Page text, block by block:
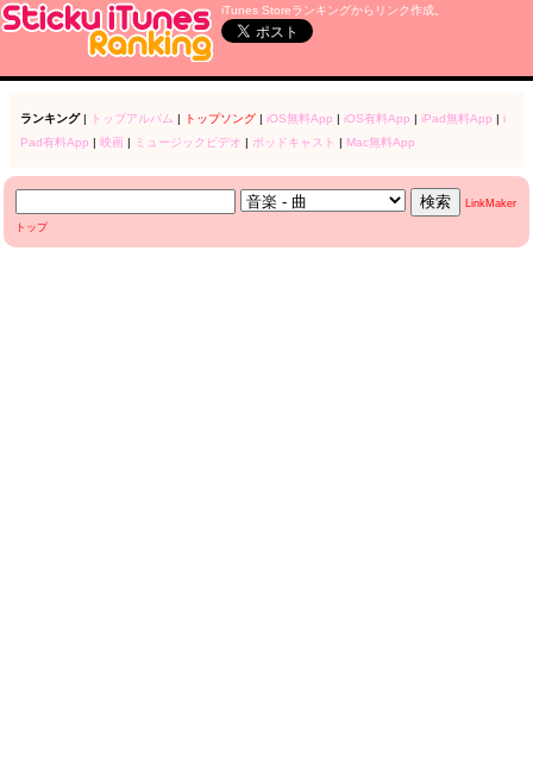
iTunes Storeランキングからリンク作成。
ランキング| トップアルバム | トップソング| iOS無料App | iOS有料App | iPad無料App | i
Pad有料App | 映画| ミュージックビデオ | ポッドキャスト | Mac無料App
LinkMaker
トップ